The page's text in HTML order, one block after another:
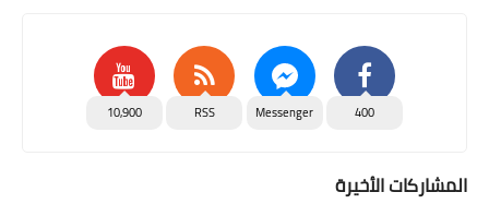
400
Messenger
RSS
10,900
المشاركات الأخيرة